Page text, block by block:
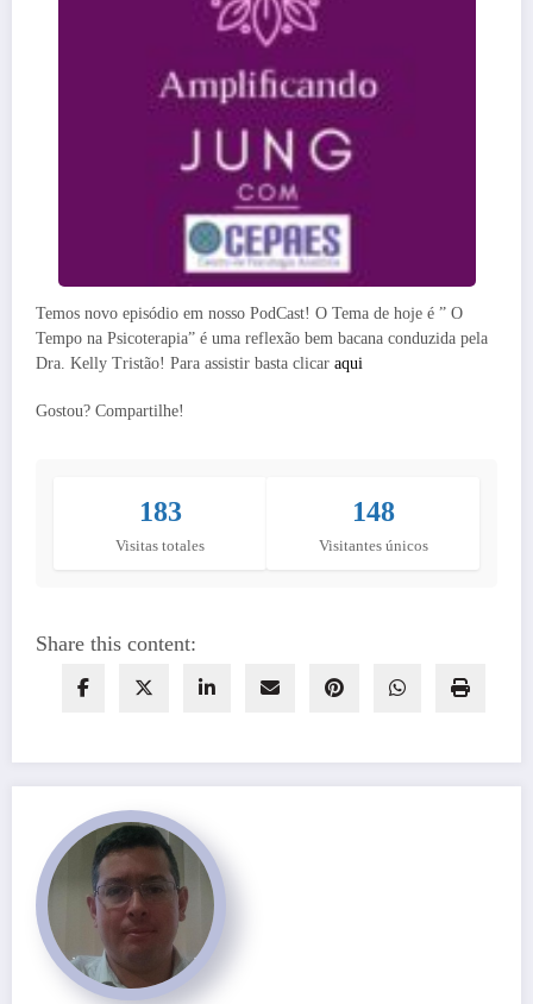
Temos novo episódio em nosso PodCast! O Tema de hoje é ” O
Tempo na Psicoterapia” é uma reflexão bem bacana conduzida pela
Dra. Kelly Tristão! Para assistir basta clicar aqui
Gostou? Compartilhe!
183
Visitas totales
148
Visitantes únicos
Share this content: